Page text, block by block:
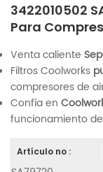
3422010502
Para
Venta caliente
Filtros Coolworks
compresores de
Confía en
funcionamiento
Artículo no :